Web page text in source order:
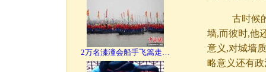
2万名溱潼会船手飞篙走…
古时候的
墙,而彼时,他
意义,对城墙
略意义还有